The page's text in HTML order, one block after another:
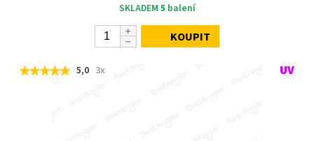
SKLADEM 5 balení
KOUPIT
5,0 3x